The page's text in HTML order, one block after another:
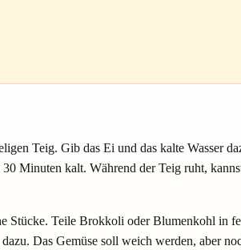
Teig. Gib das Ei und das kalte Wasser
Minuten kalt. Während der Teig ruht,
Teile Brokkoli oder Blumenkohl in
Das Gemüse soll weich werden, aber